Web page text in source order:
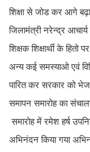
शिक्षा से जोड कर आगे
जिलामंत्री नरेन्द्र
शिक्षक शिक्षार्थी के
अन्य कई समस्याओ एवं
पारित कर सरकार को
समापन समारोह का
समारोह में रमेश हर्ष
अभिनंदन किया गया